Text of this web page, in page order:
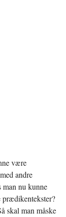
være
andre
nu kunne
prædikentekster?
skal man måske